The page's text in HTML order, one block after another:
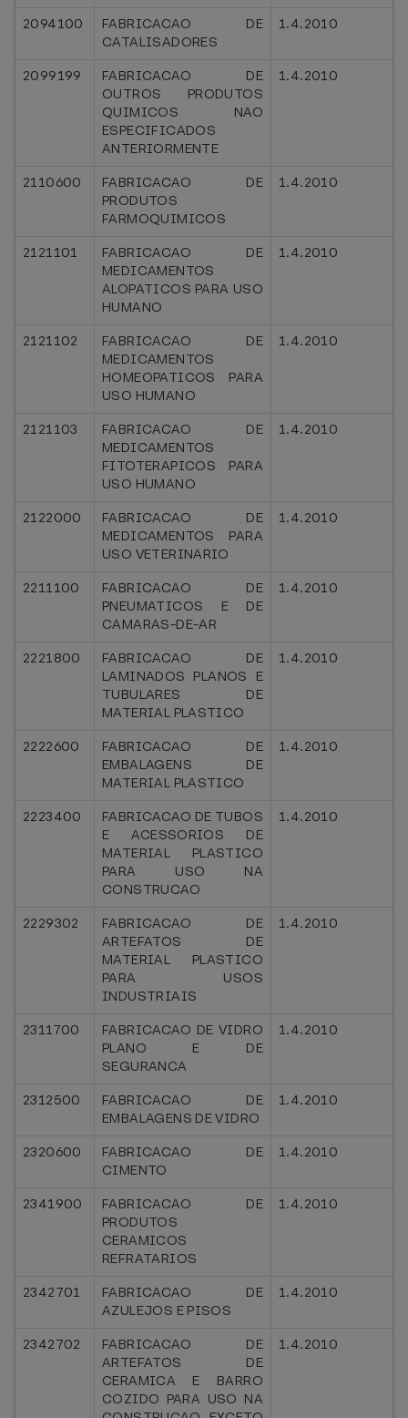
2094100
FABRICACAO DE
CATALISADORES
1.4.2010
2099199
FABRICACAO DE
OUTROS PRODUTOS
QUIMICOS NAO
ESPECIFICADOS
ANTERIORMENTE
1.4.2010
2110600
FABRICACAO DE
PRODUTOS
FARMOQUIMICOS
1.4.2010
2121101
FABRICACAO DE
MEDICAMENTOS
ALOPATICOS PARA USO
HUMANO
1.4.2010
2121102
FABRICACAO DE
MEDICAMENTOS
HOMEOPATICOS PARA
USO HUMANO
1.4.2010
2121103
FABRICACAO DE
MEDICAMENTOS
FITOTERAPICOS PARA
USO HUMANO
1.4.2010
2122000
FABRICACAO DE
MEDICAMENTOS PARA
USO VETERINARIO
1.4.2010
2211100
FABRICACAO DE
PNEUMATICOS E DE
CAMARAS-DE-AR
1.4.2010
2221800
FABRICACAO DE
LAMINADOS PLANOS E
TUBULARES DE
MATERIAL PLASTICO
1.4.2010
2222600
FABRICACAO DE
EMBALAGENS DE
MATERIAL PLASTICO
1.4.2010
2223400
FABRICACAO DE TUBOS
E ACESSORIOS DE
MATERIAL PLASTICO
PARA USO NA
CONSTRUCAO
1.4.2010
2229302
FABRICACAO DE
ARTEFATOS DE
MATERIAL PLASTICO
PARA USOS
INDUSTRIAIS
1.4.2010
2311700
FABRICACAO DE VIDRO
PLANO E DE
SEGURANCA
1.4.2010
2312500
FABRICACAO DE
EMBALAGENS DE VIDRO
1.4.2010
2320600
FABRICACAO DE
CIMENTO
1.4.2010
2341900
FABRICACAO DE
PRODUTOS
CERAMICOS
REFRATARIOS
1.4.2010
2342701
FABRICACAO DE
AZULEJOS E PISOS
1.4.2010
2342702
FABRICACAO DE
ARTEFATOS DE
CERAMICA E BARRO
COZIDO PARA USO NA
1.4.2010